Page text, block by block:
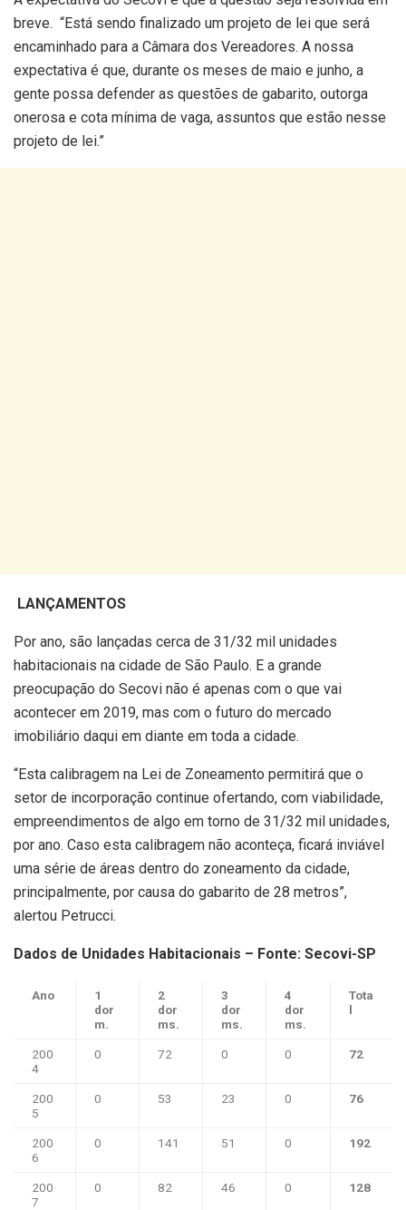
breve. “Está sendo finalizado um projeto de lei que será
encaminhado para a Câmara dos Vereadores. A nossa
expectativa é que, durante os meses de maio e junho, a
gente possa defender as questões de gabarito, outorga
onerosa e cota mínima de vaga, assuntos que estão nesse
projeto de lei.”
LANÇAMENTOS
Por ano, são lançadas cerca de 31/32 mil unidades
habitacionais na cidade de São Paulo. E a grande
preocupação do Secovi não é apenas com o que vai
acontecer em 2019, mas com o futuro do mercado
imobiliário daqui em diante em toda a cidade.
“Esta calibragem na Lei de Zoneamento permitirá que o
setor de incorporação continue ofertando, com viabilidade,
empreendimentos de algo em torno de 31/32 mil unidades,
por ano. Caso esta calibragem não aconteça, ficará inviável
uma série de áreas dentro do zoneamento da cidade,
principalmente, por causa do gabarito de 28 metros”,
alertou Petrucci.
Dados de Unidades Habitacionais – Fonte: Secovi-SP
Ano
1
dor
m.
2
dor
ms.
3
dor
ms.
4
dor
ms.
Tota
l
200
4
0 72 0 0 72
200
5
0 53 23 0 76
200
6
0 141 51 0 192
200
7
0 82 46 0 128